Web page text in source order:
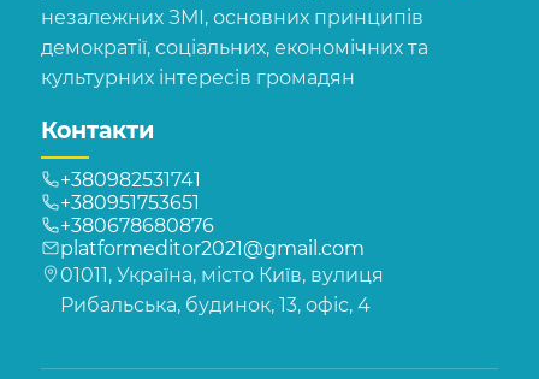
незалежних ЗМІ, основних принципів
демократії, соціальних, економічних та
культурних інтересів громадян
Контакти
+380982531741
+380951753651
+380678680876
platformeditor2021@gmail.com
01011, Україна, місто Київ, вулиця
Рибальська, будинок, 13, офіс, 4